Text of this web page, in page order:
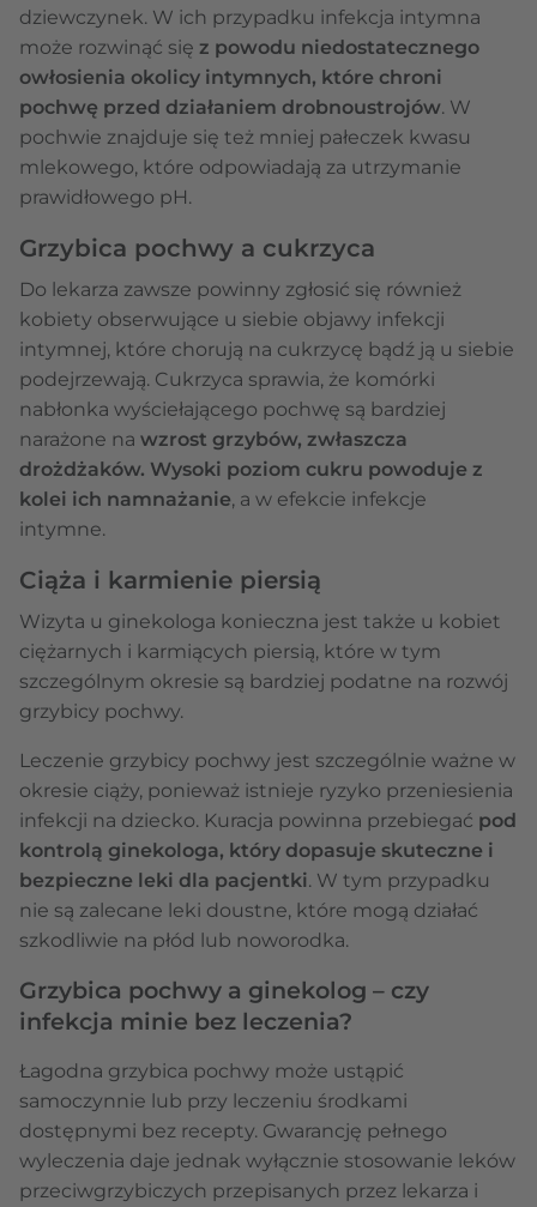
dziewczynek. W ich przypadku infekcja intymna
może rozwinąć się z powodu niedostatecznego
owłosienia okolicy intymnych, które chroni
pochwę przed działaniem drobnoustrojów. W
pochwie znajduje się też mniej pałeczek kwasu
mlekowego, które odpowiadają za utrzymanie
prawidłowego pH.
Grzybica pochwy a cukrzyca
Do lekarza zawsze powinny zgłosić się również
kobiety obserwujące u siebie objawy infekcji
intymnej, które chorują na cukrzycę bądź ją u siebie
podejrzewają. Cukrzyca sprawia, że komórki
nabłonka wyściełającego pochwę są bardziej
narażone na wzrost grzybów, zwłaszcza
drożdżaków. Wysoki poziom cukru powoduje z
kolei ich namnażanie, a w efekcie infekcje
intymne.
Ciąża i karmienie piersią
Wizyta u ginekologa konieczna jest także u kobiet
ciężarnych i karmiących piersią, które w tym
szczególnym okresie są bardziej podatne na rozwój
grzybicy pochwy.
Leczenie grzybicy pochwy jest szczególnie ważne w
okresie ciąży, ponieważ istnieje ryzyko przeniesienia
infekcji na dziecko. Kuracja powinna przebiegać pod
kontrolą ginekologa, który dopasuje skuteczne i
bezpieczne leki dla pacjentki. W tym przypadku
nie są zalecane leki doustne, które mogą działać
szkodliwie na płód lub noworodka.
Grzybica pochwy a ginekolog – czy
infekcja minie bez leczenia?
Łagodna grzybica pochwy może ustąpić
samoczynnie lub przy leczeniu środkami
dostępnymi bez recepty. Gwarancję pełnego
wyleczenia daje jednak wyłącznie stosowanie leków
przeciwgrzybiczych przepisanych przez lekarza i